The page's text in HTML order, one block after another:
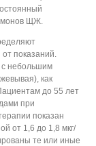
ЩЖ.
от показаний.
с небольшим
как
до 55 лет
при
показан
от 1,6 до 1,8 мкг/
те или иные